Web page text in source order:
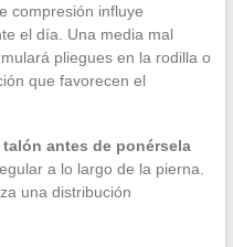
compresión influye
el día. Una media mal
pliegues en la rodilla o
que favorecen el
antes de ponérsela
a lo largo de la pierna.
una distribución